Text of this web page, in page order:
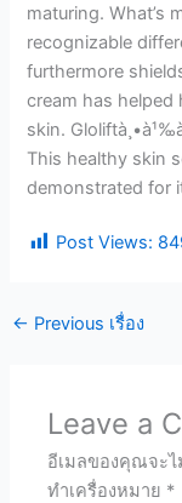
maturing. What’s
recognizable
furthermore
cream has
skin.
This healthy skin
demonstrated for
Post Views:
← Previous เรื่อง
Leave a
อีเมลของคุณจะ
ทำเครื่องหมาย *